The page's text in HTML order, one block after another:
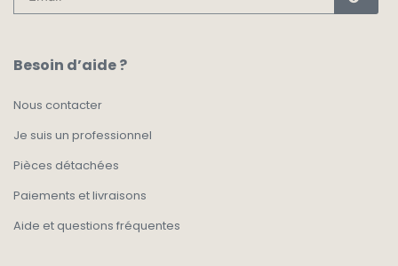
Besoin d’aide ?
Nous contacter
Je suis un professionnel
Pièces détachées
Paiements et livraisons
Aide et questions fréquentes